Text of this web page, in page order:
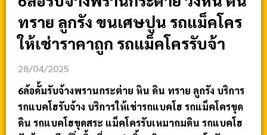
ทราย ลูกรัง ขนเศษปูน รถแม็คโคร
ให้เช่าราคาถูก รถแม็คโครรับจ้า
28/04/2025
6ล้อดั้มรับจ้างพรานกระต่าย หิน ดิน ทราย ลูกรัง บริการ
รถแบคโฮรับจ้าง บริการให้เช่ารถแบคโฮ รถแม็คโครขุด
ดิน รถแบคโฮขุดสระ แม็คโครรับเหมาถมดิน รถแบคโฮ